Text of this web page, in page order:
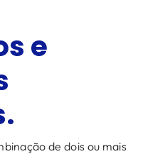
e
de dois ou mais